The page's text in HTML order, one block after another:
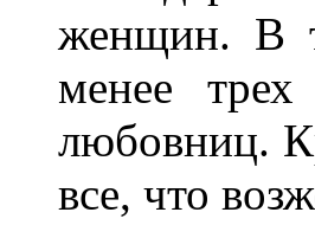
женщин. В
менее
любовниц.
все, что